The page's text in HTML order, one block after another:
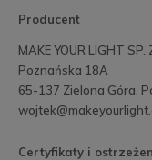
Producent
MAKE YOUR LIGHT SP.
Poznańska 18A
65-137 Zielona Góra,
Certyfikaty i